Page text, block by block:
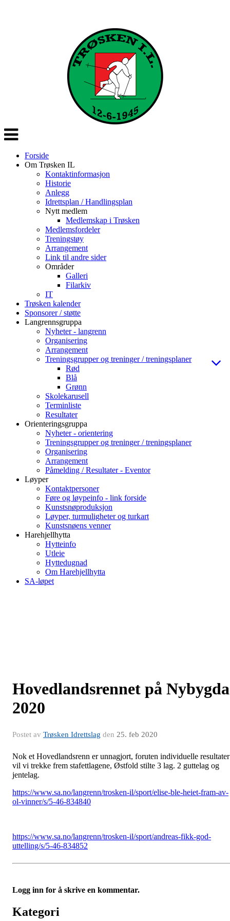
Veksle
navigasjon
Forside
Om Trøsken IL
Kontaktinformasjon
Historie
Anlegg
Idrettsplan / Handlingsplan
Nytt medlem
Medlemskap i Trøsken
Medlemsfordeler
Treningstøy
Arrangement
Link til andre sider
Områder
Galleri
Filarkiv
IT
Trøsken kalender
Sponsorer / støtte
Langrennsgruppa
Nyheter - langrenn
Organisering
Arrangement
Treningsgrupper og treninger / treningsplaner
Rød
Blå
Grønn
Skolekarusell
Terminliste
Resultater
Orienteringsgruppa
Nyheter - orientering
Treningsgrupper og treninger / treningsplaner
Organisering
Arrangement
Påmelding / Resultater - Eventor
Løyper
Kontaktpersoner
Føre og løypeinfo - link forside
Kunstsnøproduksjon
Løyper, turmuligheter og turkart
Kunstsnøens venner
Harehjellhytta
Hytteinfo
Utleie
Hyttedugnad
Om Harehjellhytta
SA-løpet
Hovedlandsrennet på Nybygda
2020
Postet av Trøsken Idrettslag den 25. feb 2020
Nok et Hovedlandsrenn er unnagjort, foruten individuelle resultater
vil vi trekke frem stafettlagene, Østfold stilte 3 lag. 2 guttelag og
jentelag.
https://www.sa.no/langrenn/trosken-il/sport/elise-ble-heiet-fram-av-
ol-vinner/s/5-46-834840
https://www.sa.no/langrenn/trosken-il/sport/andreas-fikk-god-
uttelling/s/5-46-834852
Logg inn for å skrive en kommentar.
Kategori